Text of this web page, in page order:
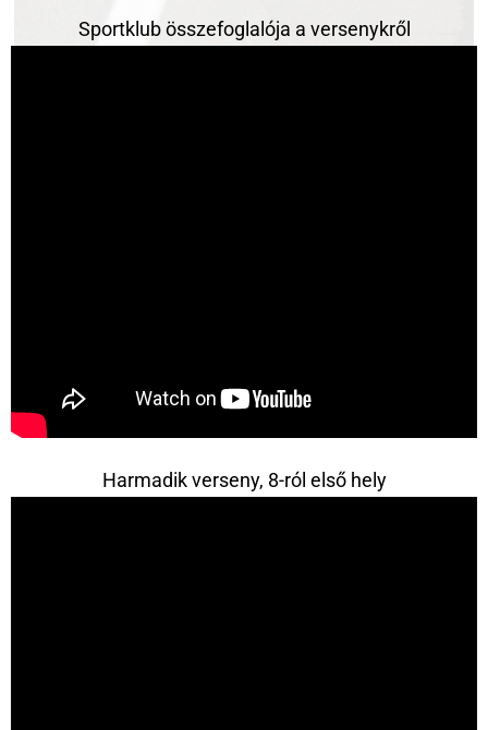
Sportklub összefoglalója a versenykről
Harmadik verseny, 8-ról első hely